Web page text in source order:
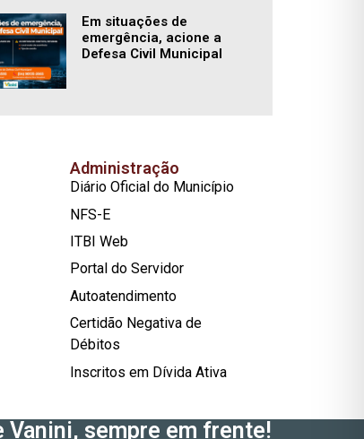
Em situações de
emergência, acione a
Defesa Civil Municipal
Administração
Diário Oficial do Município
NFS-E
ITBI Web
Portal do Servidor
Autoatendimento
Certidão Negativa de
Débitos
Inscritos em Dívida Ativa
sempre em frente!